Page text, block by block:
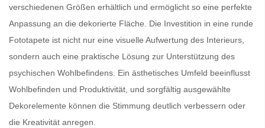
verschiedenen Größen erhältlich und ermöglicht so eine perfekte
Anpassung an die dekorierte Fläche. Die Investition in eine runde
Fototapete ist nicht nur eine visuelle Aufwertung des Interieurs,
sondern auch eine praktische Lösung zur Unterstützung des
psychischen Wohlbefindens. Ein ästhetisches Umfeld beeinflusst
Wohlbefinden und Produktivität, und sorgfältig ausgewählte
Dekorelemente können die Stimmung deutlich verbessern oder
die Kreativität anregen.